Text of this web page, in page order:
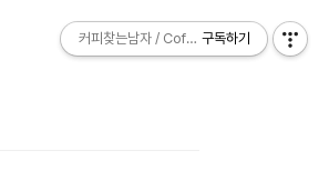
커피찾는남자 / Coffee Explorer
구독하기
커피찾는남자 / Coffee Explorer
구독하기